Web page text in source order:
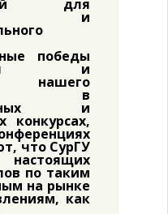
для
и
победы
и
нашего
в
и
конкурсах,
что СурГУ
по таким
на рынке
как